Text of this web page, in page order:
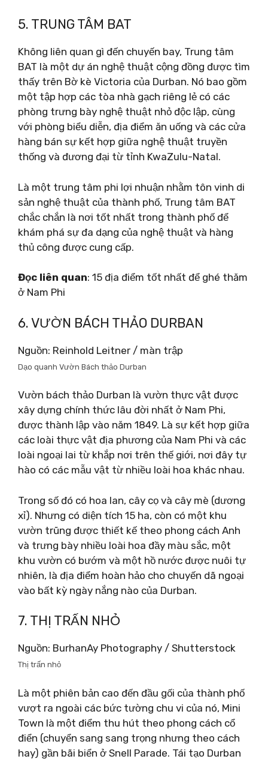
5. TRUNG TÂM BAT
Không liên quan gì đến chuyến bay, Trung tâm
BAT là một dự án nghệ thuật cộng đồng được tìm
thấy trên Bờ kè Victoria của Durban. Nó bao gồm
một tập hợp các tòa nhà gạch riêng lẻ có các
phòng trưng bày nghệ thuật nhỏ độc lập, cùng
với phòng biểu diễn, địa điểm ăn uống và các cửa
hàng bán sự kết hợp giữa nghệ thuật truyền
thống và đương đại từ tỉnh KwaZulu-Natal.
Là một trung tâm phi lợi nhuận nhằm tôn vinh di
sản nghệ thuật của thành phố, Trung tâm BAT
chắc chắn là nơi tốt nhất trong thành phố để
khám phá sự đa dạng của nghệ thuật và hàng
thủ công được cung cấp.
Đọc liên quan: 15 địa điểm tốt nhất để ghé thăm
ở Nam Phi
6. VƯỜN BÁCH THẢO DURBAN
Nguồn: Reinhold Leitner / màn trập
Dạo quanh Vườn Bách thảo Durban
Vườn bách thảo Durban là vườn thực vật được
xây dựng chính thức lâu đời nhất ở Nam Phi,
được thành lập vào năm 1849. Là sự kết hợp giữa
các loài thực vật địa phương của Nam Phi và các
loài ngoại lai từ khắp nơi trên thế giới, nơi đây tự
hào có các mẫu vật từ nhiều loài hoa khác nhau.
Trong số đó có hoa lan, cây cọ và cây mè (dương
xỉ). Nhưng có diện tích 15 ha, còn có một khu
vườn trũng được thiết kế theo phong cách Anh
và trưng bày nhiều loài hoa đầy màu sắc, một
khu vườn có bướm và một hồ nước được nuôi tự
nhiên, là địa điểm hoàn hảo cho chuyến dã ngoại
vào bất kỳ ngày nắng nào của Durban.
7. THỊ TRẤN NHỎ
Nguồn: BurhanAy Photography / Shutterstock
Thị trấn nhỏ
Là một phiên bản cao đến đầu gối của thành phố
vượt ra ngoài các bức tường chu vi của nó, Mini
Town là một điểm thu hút theo phong cách cổ
điển (chuyển sang sang trọng nhưng theo cách
hay) gần bãi biển ở Snell Parade. Tái tạo Durban